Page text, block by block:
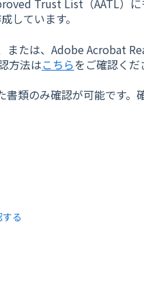
Trust List（AATL）
しています。
たは、Adobe Acrobat
方法はこちらをご確認くだ
類のみ確認が可能です。
る